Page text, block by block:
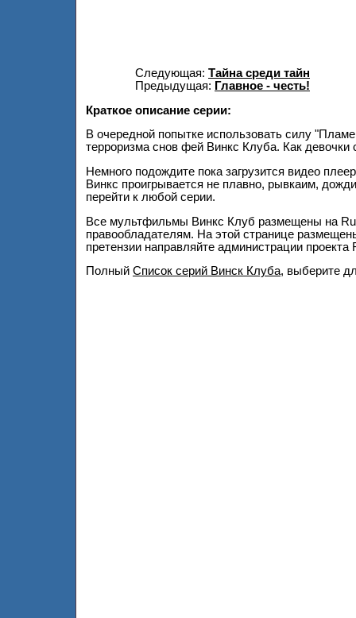
Следующая: Тайна среди тайн
Предыдущая: Главное - честь!
Краткое описание серии:
В очередной попытке использовать силу
терроризма снов фей Винкс Клуба. Как
Немного подождите пока загрузится видео
Винкс проигрывается не плавно, рывкаим,
перейти к любой серии.
Все мультфильмы Винкс Клуб размещены на
правообладателям. На этой странице
претензии направляйте администрации проекта
Полный Список серий Винск Клуба, выберите